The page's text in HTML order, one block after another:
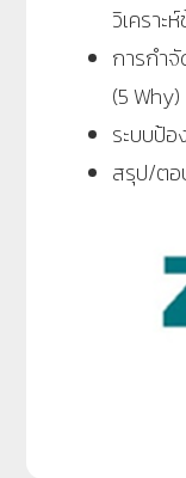
วิเคราะ
การกำ
(5 Why)
ระบบป้
สรุป/ต